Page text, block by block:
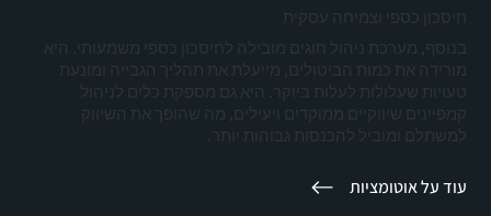
חיסכון כספי וצמיחה עסקית
בנוסף, מערכת ניהול חוגים מובילה לחיסכון כספי משמעותי. היא
מורידה את כמות הביטולים, מייעלת את תהליך הגבייה ומונעת
טעויות שעלולות לעלות ביוקר. היא גם מספקת כלים לניהול
קמפיינים שיווקיים ממוקדים ויעילים, מה שהופך את השיווק
למשתלם ומוביל להכנסות גבוהות יותר.
עוד על אוטומציות